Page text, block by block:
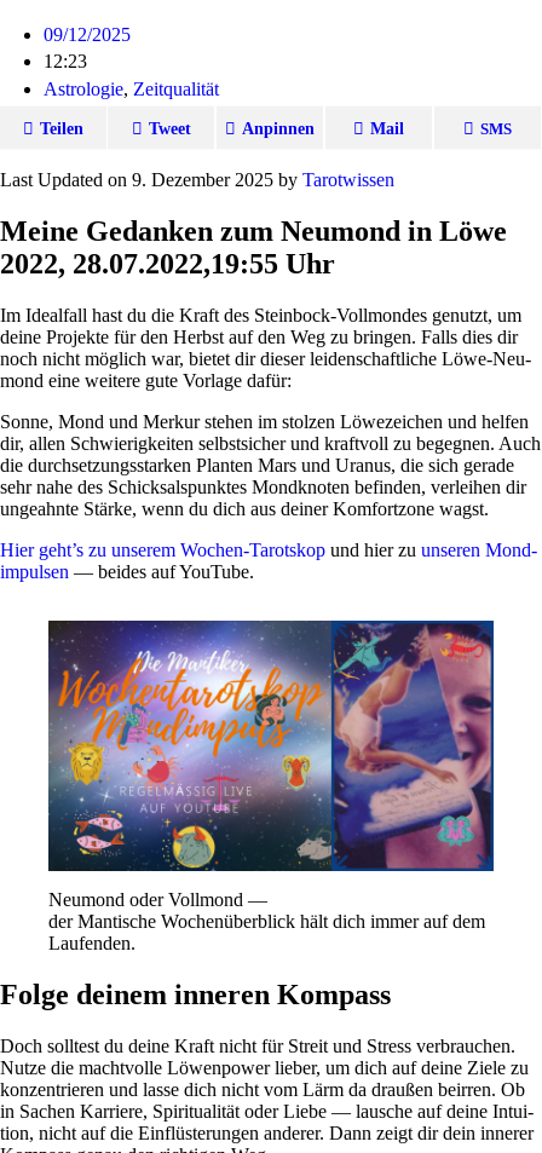
09/12/2025
12:23
Astrologie, Zeitqualität
Teilen Tweet Anpinnen Mail SMS
Last Updated on 9. Dezember 2025 by Tarot­wissen
Meine Gedanken zum Neumond in Löwe
2022, 28.07.2022,19:55 Uhr
Im Ide­al­fall hast du die Kraft des Stein­bock-Voll­mondes genutzt, um
deine Pro­jekte für den Herbst auf den Weg zu bringen. Falls dies dir
noch nicht mög­lich war, bietet dir dieser lei­den­schaft­liche Löwe-Neu­
mond eine wei­tere gute Vor­lage dafür:
Sonne, Mond und Merkur stehen im stolzen Löwezei­chen und helfen
dir, allen Schwie­rig­keiten selbst­si­cher und kraft­voll zu begegnen. Auch
die durch­set­zungs­starken Planten Mars und Uranus, die sich gerade
sehr nahe des Schick­sals­punktes Mond­knoten befinden, ver­leihen dir
unge­ahnte Stärke, wenn du dich aus deiner Kom­fort­zone wagst.
Hier geht’s zu unserem Wochen-Tarot­skop und hier zu unseren Mond­
im­pulsen — beides auf YouTube.
Neu­mond oder Voll­mond —
der Man­ti­sche Wochen­über­blick hält dich immer auf dem
Laufenden.
Folge deinem inneren Kompass
Doch soll­test du deine Kraft nicht für Streit und Stress ver­brau­chen.
Nutze die macht­volle Löwen­power lieber, um dich auf deine Ziele zu
kon­zen­trieren und lasse dich nicht vom Lärm da draußen beirren. Ob
in Sachen Kar­riere, Spi­ri­tua­lität oder Liebe — lau­sche auf deine Intui­
tion, nicht auf die Ein­flü­ste­rungen anderer. Dann zeigt dir dein innerer